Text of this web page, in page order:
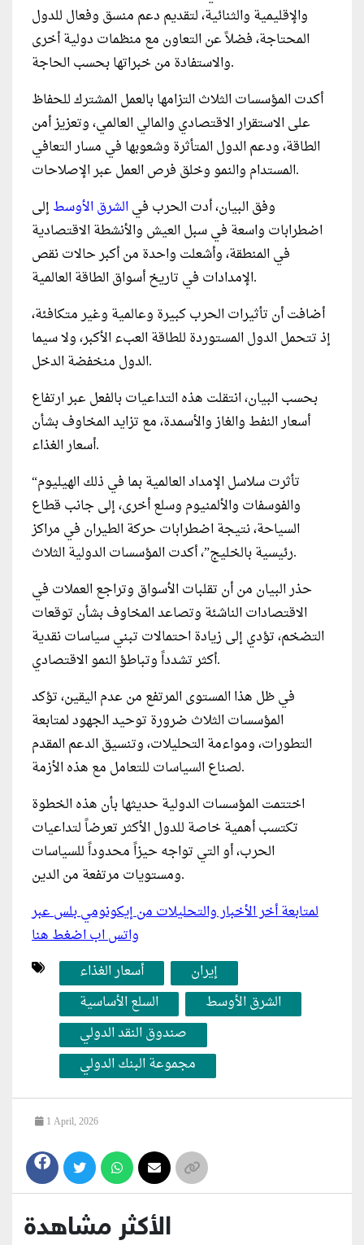
والإقليمية والثنائية، لتقديم دعم منسق وفعال للدول
المحتاجة، فضلاً عن التعاون مع منظمات دولية أخرى
والاستفادة من خبراتها بحسب الحاجة.
أكدت المؤسسات الثلاث التزامها بالعمل المشترك للحفاظ
على الاستقرار الاقتصادي والمالي العالمي، وتعزيز أمن
الطاقة، ودعم الدول المتأثرة وشعوبها في مسار التعافي
المستدام والنمو وخلق فرص العمل عبر الإصلاحات.
وفق البيان، أدت الحرب فيالشرق الأوسط إلى
اضطرابات واسعة في سبل العيش والأنشطة الاقتصادية
في المنطقة، وأشعلت واحدة من أكبر حالات نقص
الإمدادات في تاريخ أسواق الطاقة العالمية.
أضافت أن تأثيرات الحرب كبيرة وعالمية وغير متكافئة،
إذ تتحمل الدول المستوردة للطاقة العبء الأكبر، ولا سيما
الدول منخفضة الدخل.
بحسب البيان، انتقلت هذه التداعيات بالفعل عبر ارتفاع
أسعار النفط والغاز والأسمدة، مع تزايد المخاوف بشأن
أسعار الغذاء.
“تأثرت سلاسل الإمداد العالمية بما في ذلك الهيليوم
والفوسفات والألمنيوم وسلع أخرى، إلى جانب قطاع
السياحة، نتيجة اضطرابات حركة الطيران في مراكز
رئيسية بالخليج”، أكدت المؤسسات الدولية الثلاث.
حذر البيان من أن تقلبات الأسواق وتراجع العملات في
الاقتصادات الناشئة وتصاعد المخاوف بشأن توقعات
التضخم، تؤدي إلى زيادة احتمالات تبني سياسات نقدية
أكثر تشدداً وتباطؤ النمو الاقتصادي.
في ظل هذا المستوى المرتفع من عدم اليقين، تؤكد
المؤسسات الثلاث ضرورة توحيد الجهود لمتابعة
التطورات، ومواءمة التحليلات، وتنسيق الدعم المقدم
لصناع السياسات للتعامل مع هذه الأزمة.
اختتمت المؤسسات الدولية حديثها بأن هذه الخطوة
تكتسب أهمية خاصة للدول الأكثر تعرضاً لتداعيات
الحرب، أو التي تواجه حيزاً محدوداً للسياسات
ومستويات مرتفعة من الدين.
لمتابعة أخر الأخبار والتحليلات من إيكونومي بلس عبر
واتس اب اضغط هنا
أسعار الغذاء
إيران
السلع الأساسية
الشرق الأوسط
صندوق النقد الدولي
مجموعة البنك الدولي
1 April, 2026
الأكثر مشاهدة